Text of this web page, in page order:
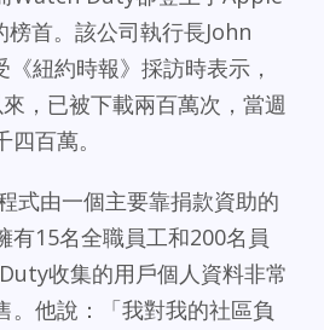
首。該公司執行長John
紐約時報》採訪時表示，
，已被下載兩百萬次，當週
百萬。
式由一個主要靠捐款資助的
有15名全職員工和200名員
收集的用戶個人資料非常
。他說：「我對我的社區負